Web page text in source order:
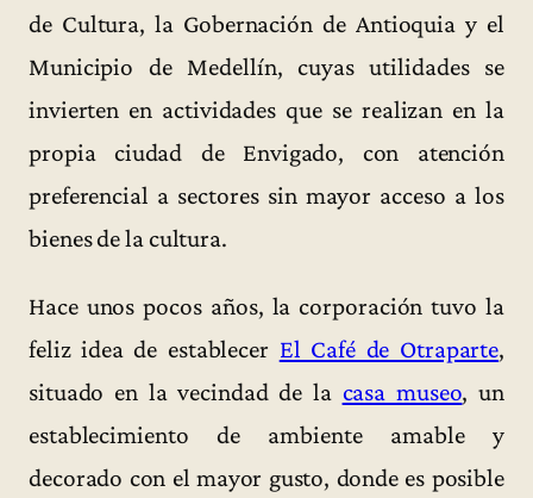
de Cultura, la Gobernación de Antioquia y el
Municipio de Medellín, cuyas utilidades se
invierten en actividades que se realizan en la
propia ciudad de Envigado, con atención
preferencial a sectores sin mayor acceso a los
bienes de la cultura.
Hace unos pocos años, la corporación tuvo la
feliz idea de establecer El Café de Otraparte,
situado en la vecindad de la casa museo, un
establecimiento de ambiente amable y
decorado con el mayor gusto, donde es posible